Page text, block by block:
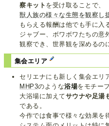
察キット を受け取ることで、
獣人族の様々な生態を観察し
もらえる報酬は他でも手に入
ジャブー、ボワボワたちの意
観察でき、世界観を深めるの
集会エリア
セリエナにも新しく集会エリ
MHP3のような浴場をモチー
大浴場に加えてサウナや足湯
である。
今作では食事で様々な効果を